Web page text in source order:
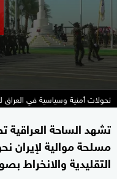
تحولات أمنية وسياسية في العراق
تشهد الساحة العراقية
مسلحة موالية لإيران
التقليدية